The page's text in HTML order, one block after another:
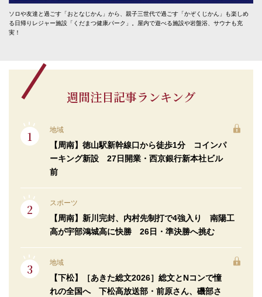
ソロや友達と過ごす「おとなじかん」から、親子三世代で過ごす「かぞくじかん」も楽しめ
る日帰りレジャー施設「くだまつ健康パーク」。屋内で遊べる施設や岩盤浴、サウナも充
実！
週間注目記事ランキング
地域
【周南】徳山駅新幹線口から徒歩1分 コインパ
ーキング新設 27日開業・西京銀行新本社ビル
前
スポーツ
【周南】新川完封、内村先制打で4強入り 南陽工
高が宇部鴻城高に快勝 26日・準決勝へ挑む
地域
【下松】［あきた総文2026］総文とNコンで憧
れの全国へ 下松高放送部・前原さん、磯部さ